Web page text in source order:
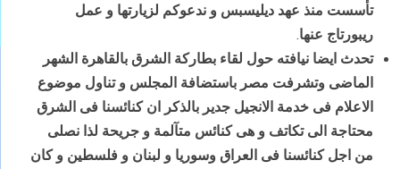
تأسست منذ عهد ديليسبس و ندعوكم لزيارتها و عمل
ريبورتاج عنها.
تحدث ايضا نيافته حول لقاء بطاركة الشرق بالقاهرة الشهر
الماضى وتشرفت مصر باستضافة المجلس و تناول موضوع
الاعلام فى خدمة الانجيل جدير بالذكر ان كنائسنا فى الشرق
محتاجة الى تكاتف و هى كنائس متآلمة و جريحة لذا نصلى
من اجل كنائسنا فى العراق وسوريا و لبنان و فلسطين و كان